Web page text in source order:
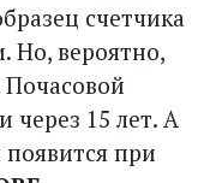
счетчика
Но, вероятно,
Почасовой
через 15 лет. А
при